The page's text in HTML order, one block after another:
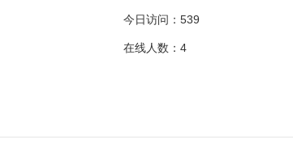
今日访问： 539
在线人数： 4